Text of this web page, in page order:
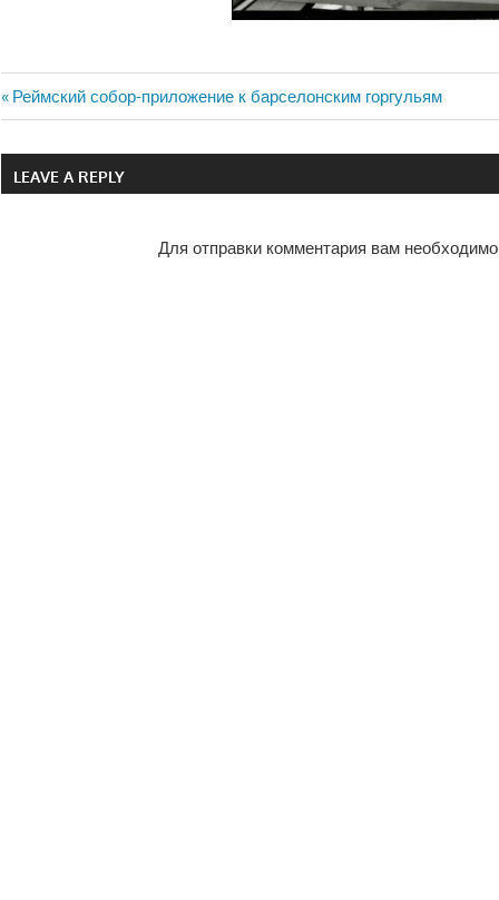
Навигация
по
Previous
Post:
Реймский собор-приложение к барселонским горгульям
LEAVE A REPLY
Для отправки комментария вам необходимо